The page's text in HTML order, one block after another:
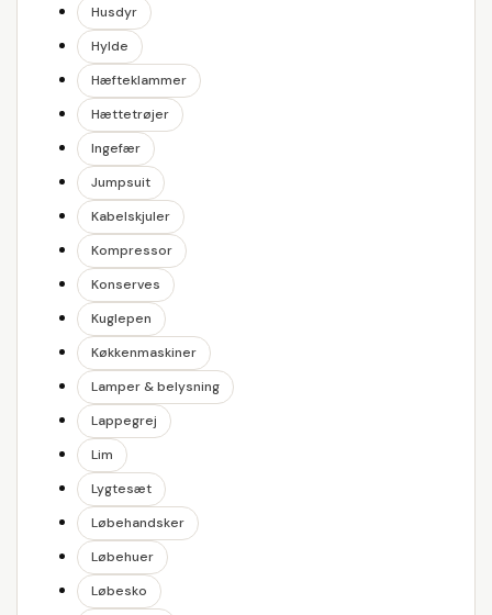
Husdyr
Hylde
Hæfteklammer
Hættetrøjer
Ingefær
Jumpsuit
Kabelskjuler
Kompressor
Konserves
Kuglepen
Køkkenmaskiner
Lamper & belysning
Lappegrej
Lim
Lygtesæt
Løbehandsker
Løbehuer
Løbesko